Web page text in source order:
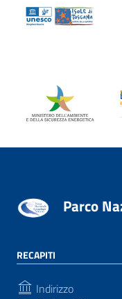
Parco
RECAPITI
Indirizzo